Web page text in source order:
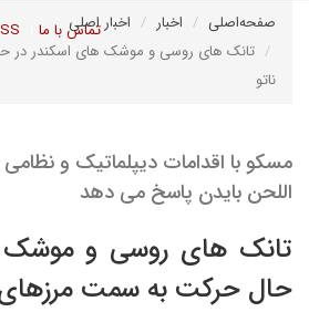
تماس با ما صفحه‌اصلی اخبار
اخبار اصلی
تانک های روسی و موشک های اسکندر در
ناتو
مسکو با اقدامات دیپلماتیک و
اللحن بایدن پاسخ می دهد
تانک های روسی و موشک
حال حرکت به سمت مرزهای